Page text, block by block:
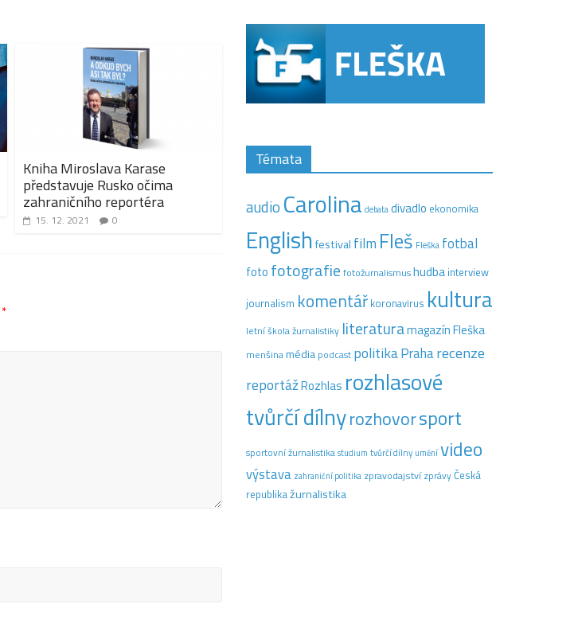
Kniha Miroslava Karase
představuje Rusko očima
zahraničního reportéra
15. 12. 2021 0
*
Témata
audio Carolina debatadivadlo ekonomika
Englishfestival film Fleš Fleška fotbal
foto fotografie fotožurnalismushudba interview
journalism komentář koronavirus kultura
letní škola žurnalistiky literaturamagazín Fleška
menšinamédia podcast politikaPraharecenze
reportážRozhlas rozhlasové
tvůrčí dílnyrozhovorsport
sportovní žurnalistikastudium tvůrčí dílny uměnívideo
výstava zahraniční politika zpravodajství zprávyČeská
republikažurnalistika